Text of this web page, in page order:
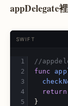
appDelegate
SWIFT
//
func
return
}